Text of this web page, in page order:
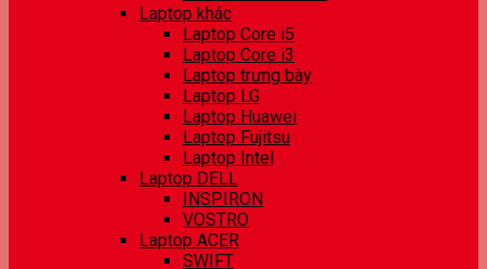
Laptop khác
Laptop Core i5
Laptop Core i3
Laptop trưng bày
Laptop LG
Laptop Huawei
Laptop Fujitsu
Laptop Intel
Laptop DELL
INSPIRON
VOSTRO
Laptop ACER
SWIFT